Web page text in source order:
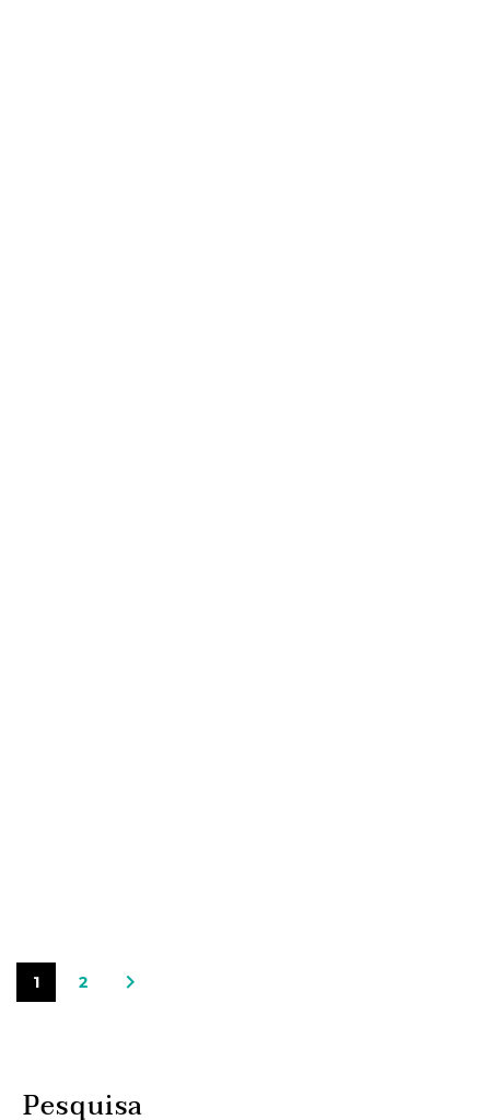
1 2
Pesquisa